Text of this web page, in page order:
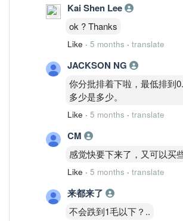
Kai Shen Lee
ok ? Thanks
Like · 5 months · translate
JACKSON NG
你分批排着下啦，最低排到
多少是多少。
Like · 5 months · translate
CM
感觉快要下来了，又可以买
Like · 5 months · translate
来都来了
不会跌到1毛以下？..